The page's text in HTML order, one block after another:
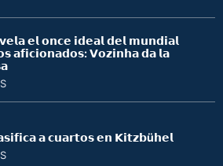
𝗲𝗹 𝗼𝗻𝗰𝗲 𝗶𝗱𝗲𝗮𝗹 𝗱𝗲𝗹 𝗺𝘂𝗻𝗱𝗶𝗮𝗹
𝗮𝗳𝗶𝗰𝗶𝗼𝗻𝗮𝗱𝗼𝘀: 𝗩𝗼𝘇𝗶𝗻𝗵𝗮 𝗱𝗮 𝗹𝗮
𝗮 𝗰𝘂𝗮𝗿𝘁𝗼𝘀 𝗲𝗻 𝗞𝗶𝘁𝘇𝗯ü𝗵𝗲𝗹